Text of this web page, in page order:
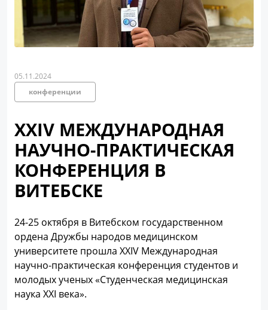
05.11.2024
конференции
XXIV МЕЖДУНАРОДНАЯ
НАУЧНО-ПРАКТИЧЕСКАЯ
КОНФЕРЕНЦИЯ В
ВИТЕБСКЕ
24-25 октября в Витебском государственном
ордена Дружбы народов медицинском
университете прошла XXIV Международная
научно-практическая конференция студентов и
молодых ученых «Студенческая медицинская
наука XXI века».